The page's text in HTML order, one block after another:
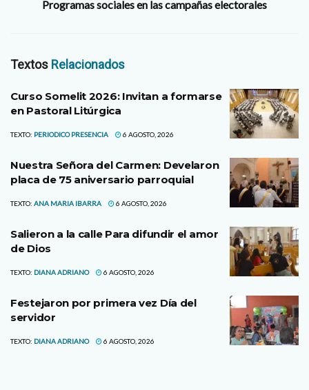
Programas sociales en las campañas electorales
Textos Relacionados
Curso Somelit 2026: Invitan a formarse
en Pastoral Litúrgica
TEXTO: PERIODICO PRESENCIA 6 AGOSTO, 2026
Nuestra Señora del Carmen: Develaron
placa de 75 aniversario parroquial
TEXTO: ANA MARIA IBARRA 6 AGOSTO, 2026
Salieron a la calle Para difundir el amor
de Dios
TEXTO: DIANA ADRIANO 6 AGOSTO, 2026
Festejaron por primera vez Día del
servidor
TEXTO: DIANA ADRIANO 6 AGOSTO, 2026